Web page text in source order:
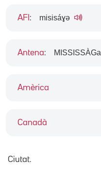
Amèrica
Canadà
AFI : misisáɣə
Antena: MISSISSÀGa
Ciutat.